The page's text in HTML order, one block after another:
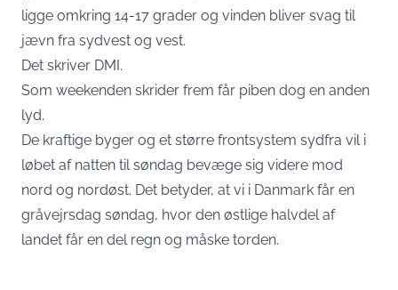
ligge omkring 14-17 grader og vinden bliver svag til
jævn fra sydvest og vest.
Det skriver DMI.
Som weekenden skrider frem får piben dog en anden
lyd.
De kraftige byger og et større frontsystem sydfra vil i
løbet af natten til søndag bevæge sig videre mod
nord og nordøst. Det betyder, at vi i Danmark får en
gråvejrsdag søndag, hvor den østlige halvdel af
landet får en del regn og måske torden.